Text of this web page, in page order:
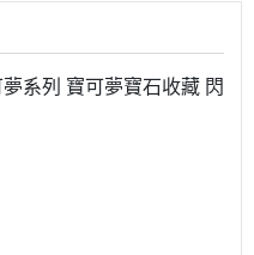
系列 寶可夢寶石收藏 閃